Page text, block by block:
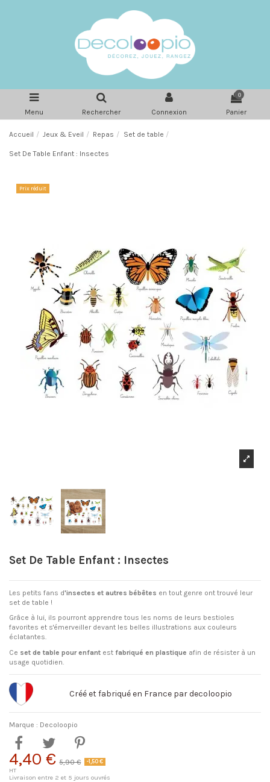
Menu Rechercher Connexion
0
Panier
Accueil Jeux & Eveil Repas Set de table
Set De Table Enfant : Insectes
Prix réduit
Set De Table Enfant : Insectes
Les petits fans d'insectes et autres bébêtes en tout genre ont trouvé leur
set de table !
Grâce à lui, ils pourront apprendre tous les noms de leurs bestioles
favorites et s'émerveiller devant les belles illustrations aux couleurs
éclatantes.
Ce set de table pour enfant est fabriqué en plastique afin de résister à un
usage quotidien.
Créé et fabriqué en France par decoloopio
Marque : Decoloopio
4,40 € 5,90 € -1,50 €
HT
Livraison entre 2 et 5 jours ouvrés